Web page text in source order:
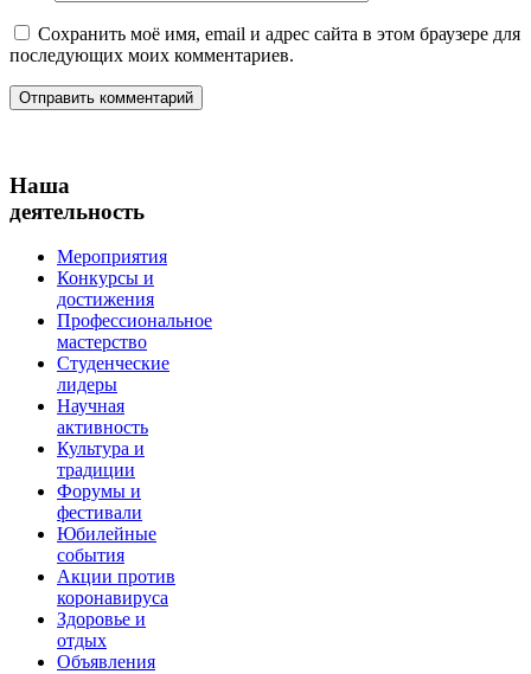
Сохранить моё имя, email и адрес сайта в этом браузере для
последующих моих комментариев.
Наша
деятельность
Мероприятия
Конкурсы и
достижения
Профессиональное
мастерство
Студенческие
лидеры
Научная
активность
Культура и
традиции
Форумы и
фестивали
Юбилейные
события
Акции против
коронавируса
Здоровье и
отдых
Объявления